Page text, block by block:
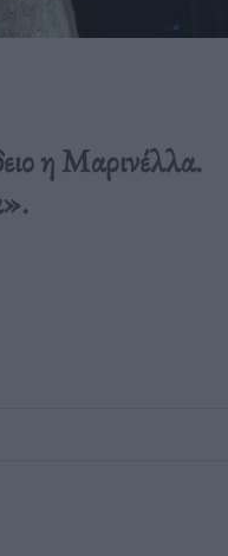
η Μαρινέλλα.